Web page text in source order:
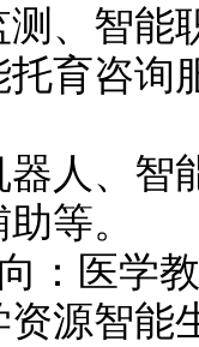
、智能
育咨询
人、智
等。
：医学
源智能